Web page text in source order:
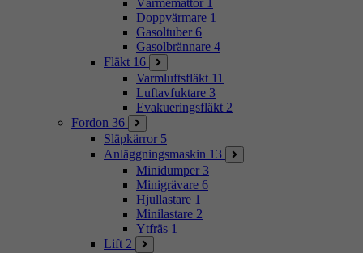
Värmemattor
Doppvärmare 1
Gasoltuber 6
Gasolbrännare 4
Fläkt 16
Varmluftsfläkt 11
Luftavfuktare 3
Evakueringsfläkt 2
Fordon 36
Släpkärror 5
Anläggningsmaskin 13
Minidumper 3
Minigrävare 6
Hjullastare 1
Minilastare 2
Ytfräs 1
Lift 2